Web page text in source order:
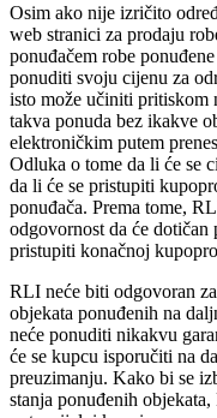
Osim ako nije izričito
web stranici za prodaju
ponuđačem robe
ponuditi svoju cijenu za
isto može učiniti pritiskom
takva ponuda bez ikakve
elektroničkim putem
Odluka o tome da li će se
da li će se pristupiti
ponuđača. Prema tome,
odgovornost da će
pristupiti konačnoj
RLI neće biti odgovoran
objekata ponuđenih na
neće ponuditi nikakvu
će se kupcu isporučiti na
preuzimanju. Kako bi se
stanja ponuđenih